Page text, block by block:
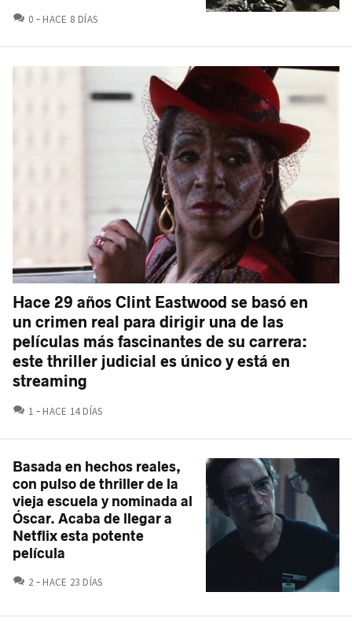
0 COMENTARIOS
HACE 8 DÍAS
Hace 29 años Clint Eastwood se basó en
un crimen real para dirigir una de las
películas más fascinantes de su carrera:
este thriller judicial es único y está en
streaming
1 COMENTARIOS
HACE 14 DÍAS
Basada en hechos reales,
con pulso de thriller de la
vieja escuela y nominada al
Óscar. Acaba de llegar a
Netflix esta potente
película
2 COMENTARIOS
HACE 23 DÍAS